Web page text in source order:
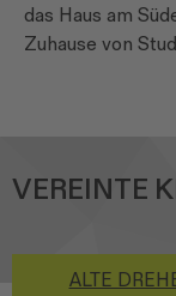
das Haus am
Zuhause von
VEREINTE
ALTE